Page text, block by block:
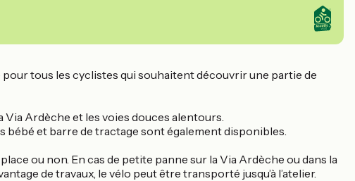
pour tous les cyclistes qui souhaitent découvrir une partie de
Via Ardèche et les voies douces alentours.
bébé et barre de tractage sont également disponibles.
ou non. En cas de petite panne sur la Via Ardèche ou dans la
de travaux, le vélo peut être transporté jusqu’à l’atelier.